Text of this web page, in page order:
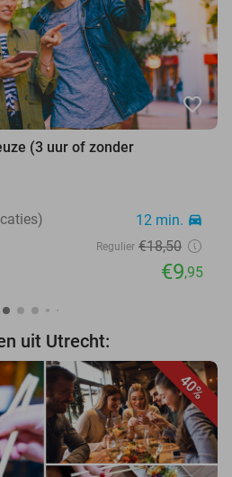
favorite_border
(3 uur of zonder
12 min. directions_car
Regulier €18,50
€9,95
uit Utrecht:
40%